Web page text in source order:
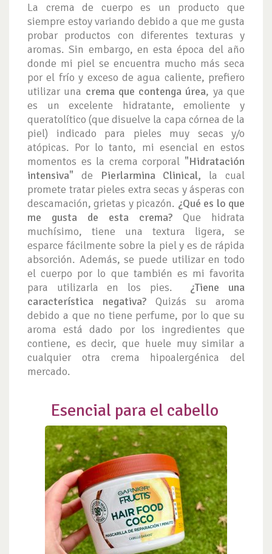
La crema de cuerpo es un producto que
siempre estoy variando debido a que me gusta
probar productos con diferentes texturas y
aromas. Sin embargo, en esta época del año
donde mi piel se encuentra mucho más seca
por el frío y exceso de agua caliente, prefiero
utilizar una crema que contenga úrea, ya que
es un excelente hidratante, emoliente y
queratolítico (que disuelve la capa córnea de la
piel) indicado para pieles muy secas y/o
atópicas. Por lo tanto, mi esencial en estos
momentos es la crema corporal "Hidratación
intensiva" de Pierlarmina Clinical, la cual
promete tratar pieles extra secas y ásperas con
descamación, grietas y picazón. ¿Qué es lo que
me gusta de esta crema? Que hidrata
muchísimo, tiene una textura ligera, se
esparce fácilmente sobre la piel y es de rápida
absorción. Además, se puede utilizar en todo
el cuerpo por lo que también es mi favorita
para utilizarla en los pies. ¿Tiene una
característica negativa? Quizás su aroma
debido a que no tiene perfume, por lo que su
aroma está dado por los ingredientes que
contiene, es decir, que huele muy similar a
cualquier otra crema hipoalergénica del
mercado.
Esencial para el cabello